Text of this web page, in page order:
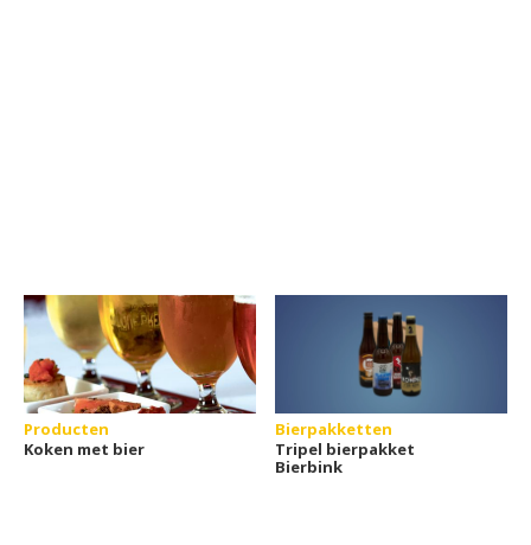
Producten
Koken met bier
Bierpakketten
Tripel bierpakket
Bierbink